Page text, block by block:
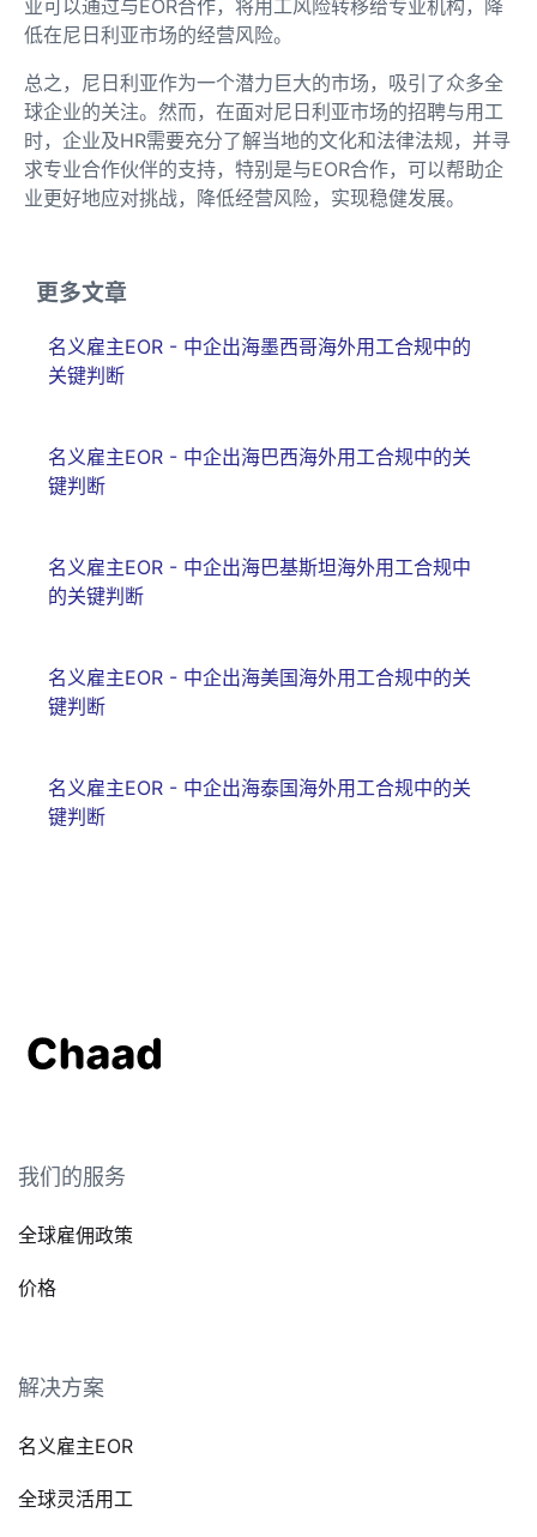
业可以通过与EOR合作，将用工风险转移给专业机构，降
低在尼日利亚市场的经营风险。
总之，尼日利亚作为一个潜力巨大的市场，吸引了众多全
球企业的关注。然而，在面对尼日利亚市场的招聘与用工
时，企业及HR需要充分了解当地的文化和法律法规，并寻
求专业合作伙伴的支持，特别是与EOR合作，可以帮助企
业更好地应对挑战，降低经营风险，实现稳健发展。
更多文章
名义雇主EOR - 中企出海墨西哥海外用工合规中的
关键判断
名义雇主EOR - 中企出海巴西海外用工合规中的关
键判断
名义雇主EOR - 中企出海巴基斯坦海外用工合规中
的关键判断
名义雇主EOR - 中企出海美国海外用工合规中的关
键判断
名义雇主EOR - 中企出海泰国海外用工合规中的关
键判断
我们的服务
全球雇佣政策
价格
解决方案
名义雇主EOR
全球灵活用工